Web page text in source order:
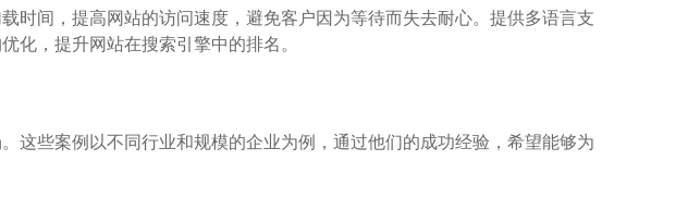
时间，提高网站的访问速度，避免客户因为等待而失去耐心。提供多语言支
化，提升网站在搜索引擎中的排名。
这些案例以不同行业和规模的企业为例，通过他们的成功经验，希望能够为